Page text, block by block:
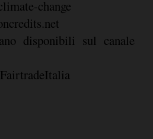
change
disponibili sul canale